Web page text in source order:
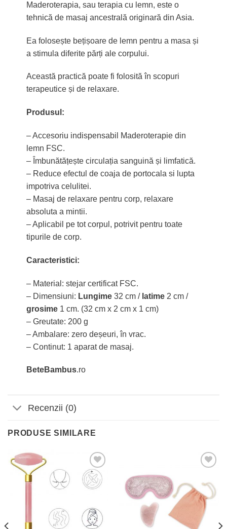
Maderoterapia, sau terapia cu lemn, este o
tehnică de masaj ancestrală originară din Asia.
Ea folosește bețișoare de lemn pentru a masa și
a stimula diferite părți ale corpului.
Această practică poate fi folosită în scopuri
terapeutice și de relaxare.
Produsul:
– Accesoriu indispensabil Maderoterapie din
lemn FSC.
– Îmbunătățește circulația sanguină și limfatică.
– Reduce efectul de coaja de portocala si lupta
impotriva celulitei.
– Masaj de relaxare pentru corp, relaxare
absoluta a mintii.
– Aplicabil pe tot corpul, potrivit pentru toate
tipurile de corp.
Caracteristici:
– Material: stejar certificat FSC.
– Dimensiuni: Lungime32 cm / latime2 cm /
grosime1 cm. (32 cm x 2 cm x 1 cm)
– Greutate: 200 g
– Ambalare: zero deșeuri, în vrac.
– Continut: 1 aparat de masaj.
BeteBambus.ro
Recenzii (0)
PRODUSE SIMILARE
Adaugă
la
Favorite
la
Favorite